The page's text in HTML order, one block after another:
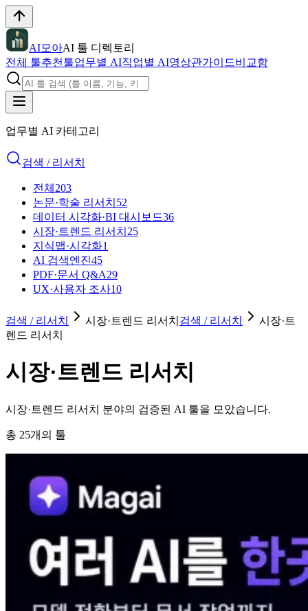
AI모아AI 툴 디렉토리
전체 툴추천툴업무별 AI직업별 AI영상관가이드비교함
업무별 AI 카테고리
검색 / 리서치
전체 203
논문·학술 리서치 52
데이터 시각화·BI 대시보드36
시장·트렌드 리서치 25
지식맵·시각화1
AI 검색엔진45
PDF·문서 Q&A29
UX·사용자 조사10
검색 / 리서치 시장·트렌드 리서치 검색 / 리서치
시장·트
렌드 리서치
시장·트렌드 리서치
시장·트렌드 리서치 분야의 검증된 AI 툴을 모았습니다.
총 25개의 툴